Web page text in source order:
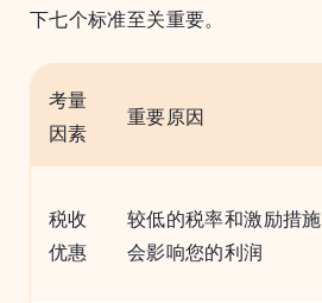
下七个标准至关重要。
考量
因素
重要原因
税收
优惠
较低的税率和激励措施
会影响您的利润